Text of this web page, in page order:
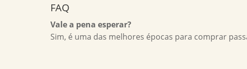
FAQ
Vale a pena esperar?
Sim, é uma das melhores épocas para comprar